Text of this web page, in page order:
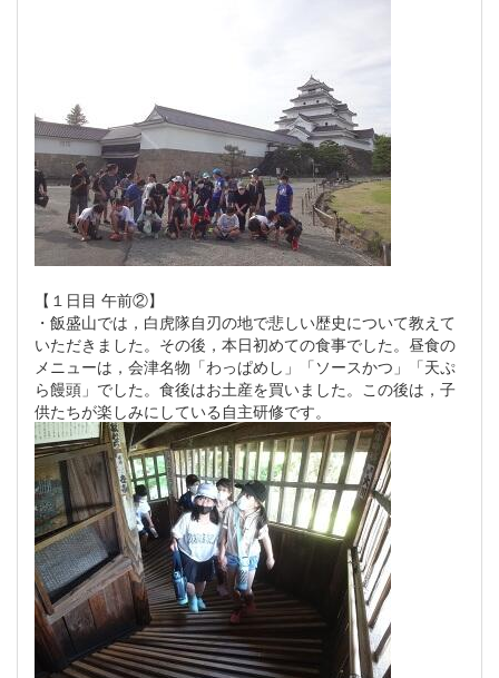
【１日目 午前②】
・飯盛山では，白虎隊自刃の地で悲しい歴史について教えて
いただきました。その後，本日初めての食事でした。昼食の
メニューは，会津名物「わっぱめし」「ソースかつ」「天ぷ
ら饅頭」でした。食後はお土産を買いました。この後は，子
供たちが楽しみにしている自主研修です。